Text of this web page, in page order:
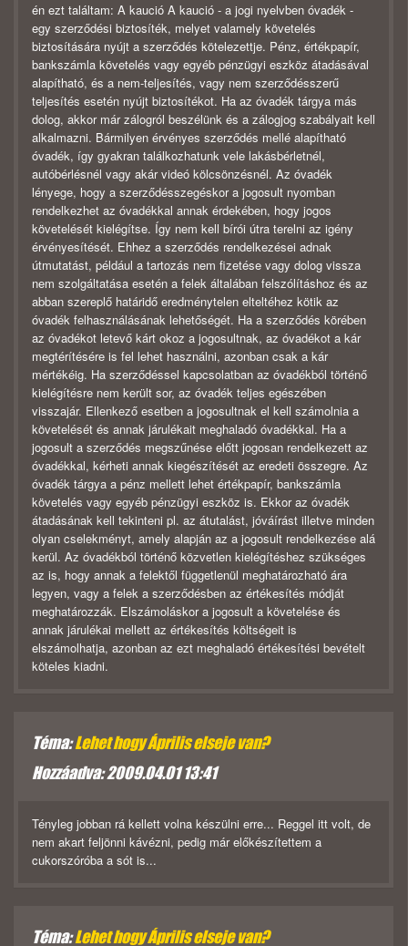
én ezt találtam: A kaució A kaució - a jogi nyelvben óvadék -
egy szerződési biztosíték, melyet valamely követelés
biztosítására nyújt a szerződés kötelezettje. Pénz, értékpapír,
bankszámla követelés vagy egyéb pénzügyi eszköz átadásával
alapítható, és a nem-teljesítés, vagy nem szerződésszerű
teljesítés esetén nyújt biztosítékot. Ha az óvadék tárgya más
dolog, akkor már zálogról beszélünk és a zálogjog szabályait kell
alkalmazni. Bármilyen érvényes szerződés mellé alapítható
óvadék, így gyakran találkozhatunk vele lakásbérletnél,
autóbérlésnél vagy akár videó kölcsönzésnél. Az óvadék
lényege, hogy a szerződésszegéskor a jogosult nyomban
rendelkezhet az óvadékkal annak érdekében, hogy jogos
követelését kielégítse. Így nem kell bírói útra terelni az igény
érvényesítését. Ehhez a szerződés rendelkezései adnak
útmutatást, például a tartozás nem fizetése vagy dolog vissza
nem szolgáltatása esetén a felek általában felszólításhoz és az
abban szereplő határidő eredménytelen elteltéhez kötik az
óvadék felhasználásának lehetőségét. Ha a szerződés körében
az óvadékot letevő kárt okoz a jogosultnak, az óvadékot a kár
megtérítésére is fel lehet használni, azonban csak a kár
mértékéig. Ha szerződéssel kapcsolatban az óvadékból történő
kielégítésre nem került sor, az óvadék teljes egészében
visszajár. Ellenkező esetben a jogosultnak el kell számolnia a
követelését és annak járulékait meghaladó óvadékkal. Ha a
jogosult a szerződés megszűnése előtt jogosan rendelkezett az
óvadékkal, kérheti annak kiegészítését az eredeti összegre. Az
óvadék tárgya a pénz mellett lehet értékpapír, bankszámla
követelés vagy egyéb pénzügyi eszköz is. Ekkor az óvadék
átadásának kell tekinteni pl. az átutalást, jóváírást illetve minden
olyan cselekményt, amely alapján az a jogosult rendelkezése alá
kerül. Az óvadékból történő közvetlen kielégítéshez szükséges
az is, hogy annak a felektől függetlenül meghatározható ára
legyen, vagy a felek a szerződésben az értékesítés módját
meghatározzák. Elszámoláskor a jogosult a követelése és
annak járulékai mellett az értékesítés költségeit is
elszámolhatja, azonban az ezt meghaladó értékesítési bevételt
köteles kiadni.
Téma:Lehet hogy Április elseje van?
Hozzáadva: 2009.04.01 13:41
Tényleg jobban rá kellett volna készülni erre... Reggel itt volt, de
nem akart feljönni kávézni, pedig már előkészítettem a
cukorszóróba a sót is...
Téma:Lehet hogy Április elseje van?